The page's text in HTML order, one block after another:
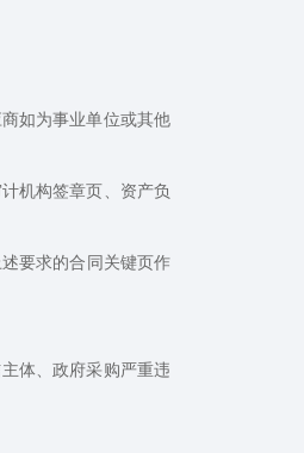
如为事业单位或其他
机构签章页、资产负
要求的合同关键页作
体、政府采购严重违